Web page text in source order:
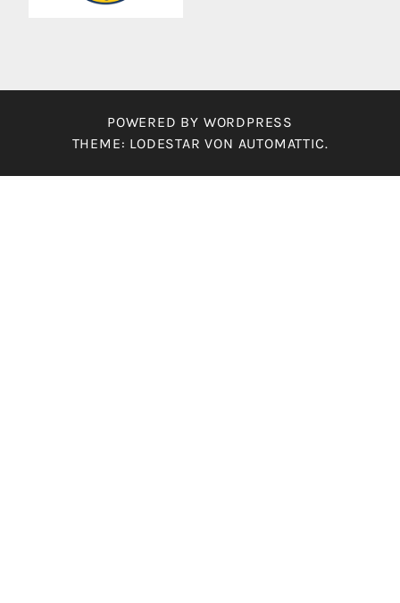
POWERED BY WORDPRESS
THEME: LODESTAR VON AUTOMATTIC.